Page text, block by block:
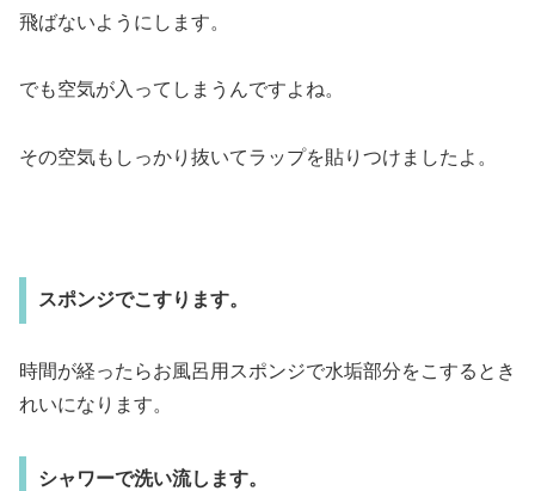
飛ばないようにします。
でも空気が入ってしまうんですよね。
その空気もしっかり抜いてラップを貼りつけましたよ。
スポンジでこすります。
時間が経ったらお風呂用スポンジで水垢部分をこするとき
れいになります。
シャワーで洗い流します。